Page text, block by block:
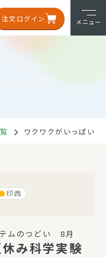
注文ログイン メニュー
ワクワクがいっぱい
印西
ムのつどい 8月
み科学実験